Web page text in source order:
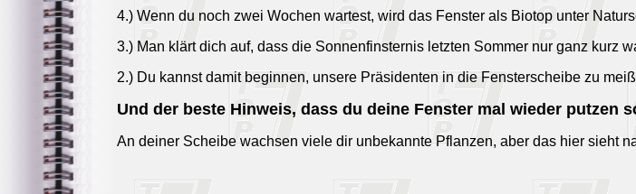
4.) Wenn du noch zwei Wochen wartest, wird das Fenster als Biotop unter
3.) Man klärt dich auf, dass die Sonnenfinsternis letzten Sommer nur ganz kurz
2.) Du kannst damit beginnen, unsere Präsidenten in die Fensterscheibe zu
Und der beste Hinweis, dass du deine Fenster mal wieder putzen
An deiner Scheibe wachsen viele dir unbekannte Pflanzen, aber das hier sieht